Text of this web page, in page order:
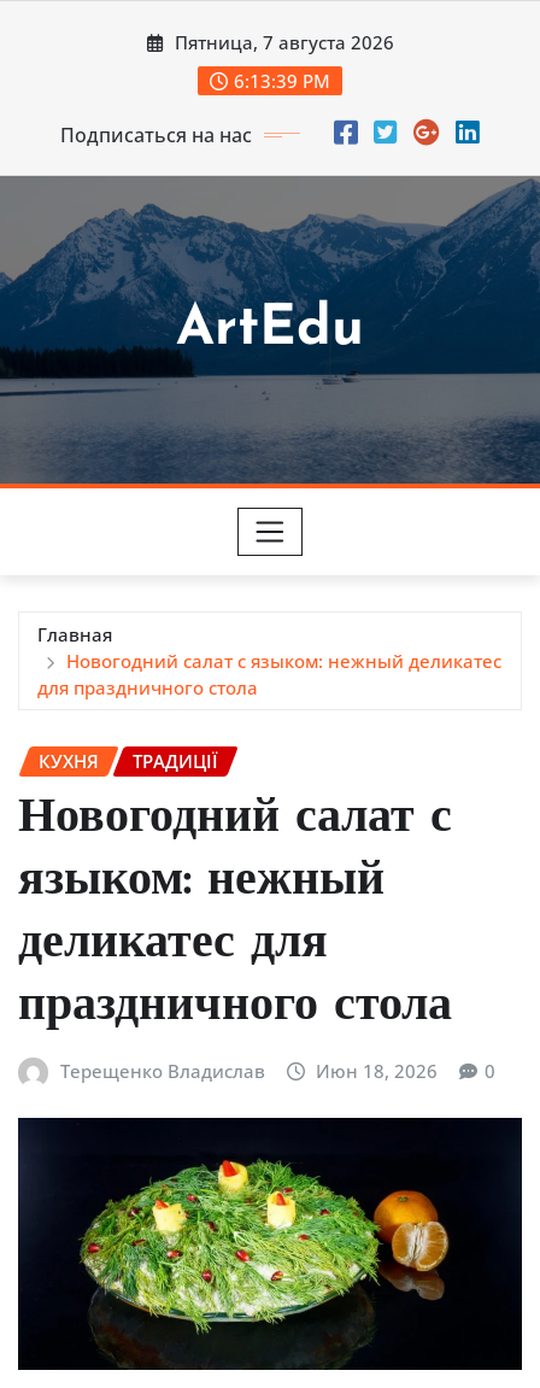
Пятница, 7 августа 2026
6:13:41 PM
Подписаться на нас
ArtEdu
Главная
Новогодний салат с языком: нежный деликатес
для праздничного стола
КУХНЯ ТРАДИЦІЇ
Новогодний салат с
языком: нежный
деликатес для
праздничного стола
Терещенко Владислав Июн 18, 2026 0